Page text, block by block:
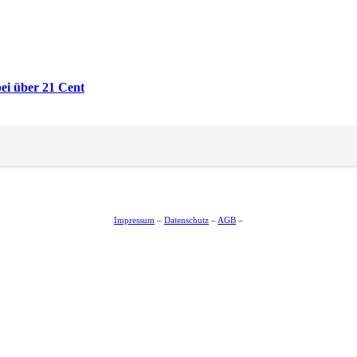
über 21 Cent
Impressum – Datenschutz – AGB –